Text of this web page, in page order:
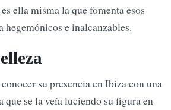
ella misma la que fomenta esos
hegemónicos e inalcanzables.
su presencia en Ibiza con una
que se la veía luciendo su figura en